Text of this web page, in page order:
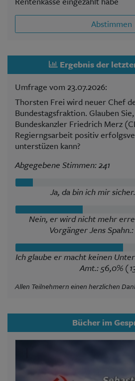
Abstimmen
Ergebnis der
Umfrage vom 23.07.2026:
Thorsten Frei wird neuer Chef
Bundestagsfraktion. Glauben
Bundeskanzler Friedrich Merz
Regierngsarbeit positiv
unterstüzen kann?
Abgegebene Stimmen: 241
Ja, da bin ich mir
Nein, er wird nicht mehr
Vorgänger Jens
Ich glaube er macht keinen
Amt.: 56,0%
Allen Teilnehmern einen herzlichen
Bücher im